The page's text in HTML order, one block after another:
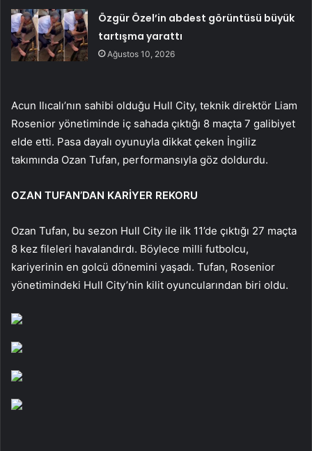
Özgür Özel’in abdest görüntüsü büyük
tartışma yarattı
Ağustos 10, 2026
Acun Ilıcalı’nın sahibi olduğu Hull City, teknik direktör Liam
Rosenior yönetiminde iç sahada çıktığı 8 maçta 7 galibiyet
elde etti. Pasa dayalı oyunuyla dikkat çeken İngiliz
takımında Ozan Tufan, performansıyla göz doldurdu.
OZAN ​​TUFAN’DAN KARİYER REKORU
Ozan Tufan, bu sezon Hull City ile ilk 11’de çıktığı 27 maçta
8 kez fileleri havalandırdı. Böylece milli futbolcu,
kariyerinin en golcü dönemini yaşadı. Tufan, Rosenior
yönetimindeki Hull City’nin kilit oyuncularından biri oldu.